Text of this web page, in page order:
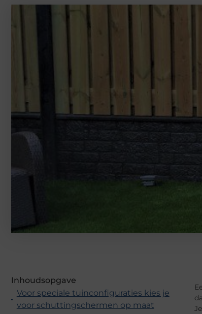
Inhoudsopgave
Voor speciale tuinconfiguraties kies je
voor schuttingschermen op maat